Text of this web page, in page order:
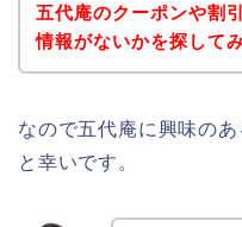
五代庵のクーポンや割
情報がないかを探して
なので五代庵に興味の
と幸いです。